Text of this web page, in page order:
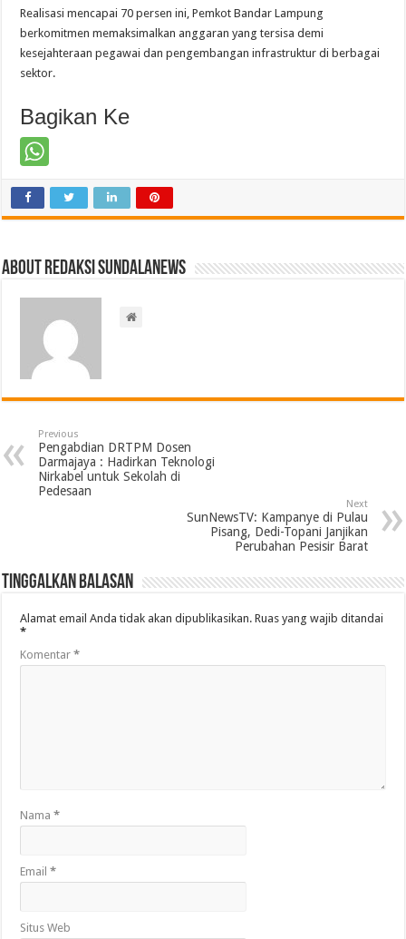
Realisasi mencapai 70 persen ini, Pemkot Bandar Lampung
berkomitmen memaksimalkan anggaran yang tersisa demi
kesejahteraan pegawai dan pengembangan infrastruktur di berbagai
sektor.
Bagikan Ke
About Redaksi Sundalanews
Previous
Pengabdian DRTPM Dosen
Darmajaya : Hadirkan Teknologi
Nirkabel untuk Sekolah di
Pedesaan
Next
SunNewsTV: Kampanye di Pulau
Pisang, Dedi-Topani Janjikan
Perubahan Pesisir Barat
Tinggalkan Balasan
Alamat email Anda tidak akan dipublikasikan. Ruas yang wajib ditandai
*
Komentar*
Nama*
Email*
Situs Web